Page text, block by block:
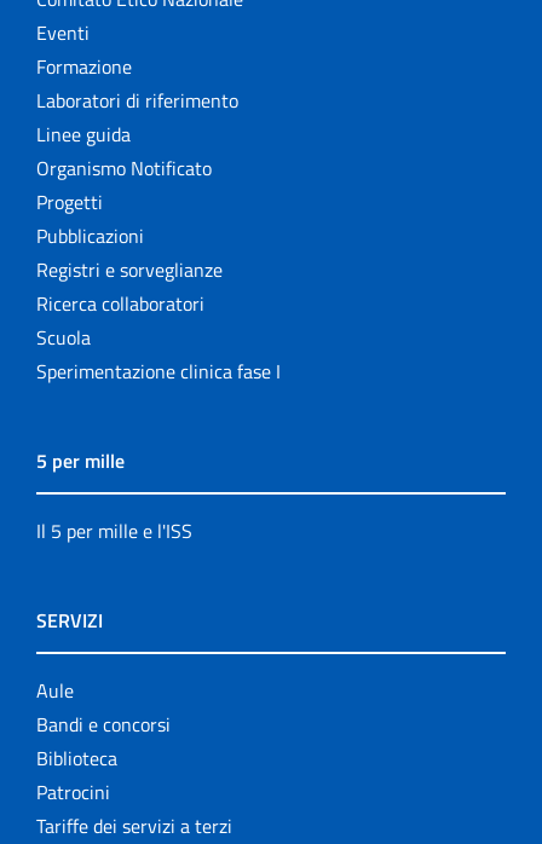
Eventi
Formazione
Laboratori di riferimento
Linee guida
Organismo Notificato
Progetti
Pubblicazioni
Registri e sorveglianze
Ricerca collaboratori
Scuola
Sperimentazione clinica fase I
5 per mille
Il 5 per mille e l'ISS
SERVIZI
Aule
Bandi e concorsi
Biblioteca
Patrocini
Tariffe dei servizi a terzi